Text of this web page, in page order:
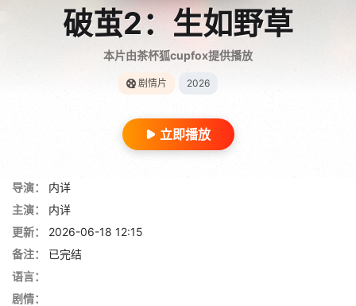
破茧2：生如野草
本片由茶杯狐cupfox提供播放
剧情片 2026
立即播放
导演：
内详
主演：
内详
更新：
2026-06-18 12:15
备注：
已完结
语言：
剧情：